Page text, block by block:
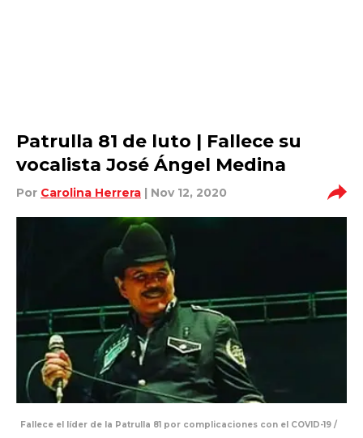
Patrulla 81 de luto | Fallece su
vocalista José Ángel Medina
Por Carolina Herrera | Nov 12, 2020
Fallece el líder de la Patrulla 81 por complicaciones con el COVID-19 /